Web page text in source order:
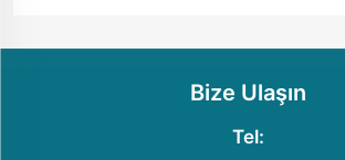
Bize Ulaşın
Tel: